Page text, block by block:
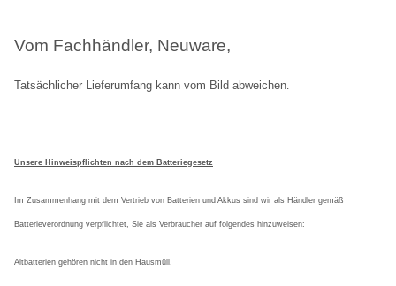
Vom Fachhändler, Neuware,
Tatsächlicher Lieferumfang kann vom Bild abweichen
Unsere Hinweispflichten nach dem Batteriegesetz
Im Zusammenhang mit dem Vertrieb von Batterien und Akkus sind wir als Händler gemäß
Batterieverordnung verpflichtet, Sie als Verbraucher auf folgendes hinzuweisen:
Altbatterien gehören nicht in den Hausmüll.